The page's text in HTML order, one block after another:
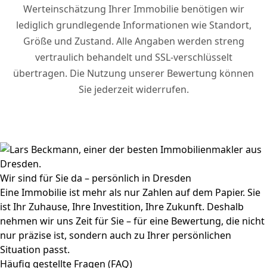
Werteinschätzung Ihrer Immobilie benötigen wir
lediglich grundlegende Informationen wie Standort,
Größe und Zustand. Alle Angaben werden streng
vertraulich behandelt und SSL-verschlüsselt
übertragen. Die Nutzung unserer Bewertung können
Sie jederzeit widerrufen.
Wir sind für Sie da – persönlich in Dresden
Eine Immobilie ist mehr als nur Zahlen auf dem Papier. Sie
ist Ihr Zuhause, Ihre Investition, Ihre Zukunft. Deshalb
nehmen wir uns Zeit für Sie – für eine Bewertung, die nicht
nur präzise ist, sondern auch zu Ihrer persönlichen
Situation passt.
Häufig gestellte Fragen (FAQ)